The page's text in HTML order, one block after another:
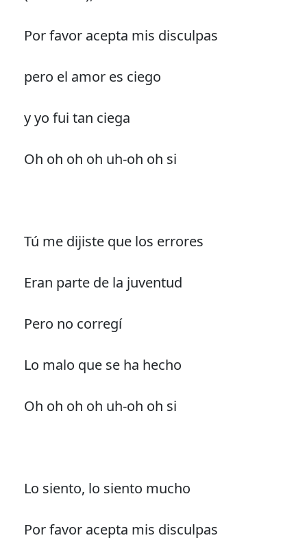
Por favor acepta mis disculpas
pero el amor es ciego
y yo fui tan ciega
Oh oh oh oh uh-oh oh si
Tú me dijiste que los errores
Eran parte de la juventud
Pero no corregí
Lo malo que se ha hecho
Oh oh oh oh uh-oh oh si
Lo siento, lo siento mucho
Por favor acepta mis disculpas